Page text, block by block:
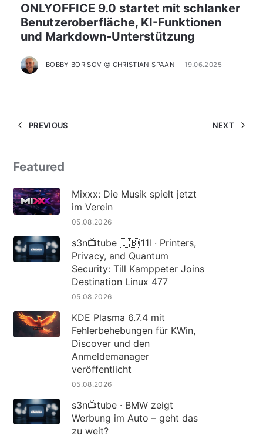
ONLYOFFICE 9.0 startet mit schlanker
Benutzeroberfläche, KI-Funktionen
und Markdown-Unterstützung
BOBBY BORISOV 😛 CHRISTIAN SPAAN 19.06.2025
PREVIOUS NEXT
Featured
Mixxx: Die Musik spielt jetzt
im Verein
05.08.2026
s3n📺tube 🇬🇧i11l · Printers,
Privacy, and Quantum
Security: Till Kamppeter Joins
Destination Linux 477
05.08.2026
KDE Plasma 6.7.4 mit
Fehlerbehebungen für KWin,
Discover und den
Anmeldemanager
veröffentlicht
05.08.2026
s3n📺tube · BMW zeigt
Werbung im Auto – geht das
zu weit?